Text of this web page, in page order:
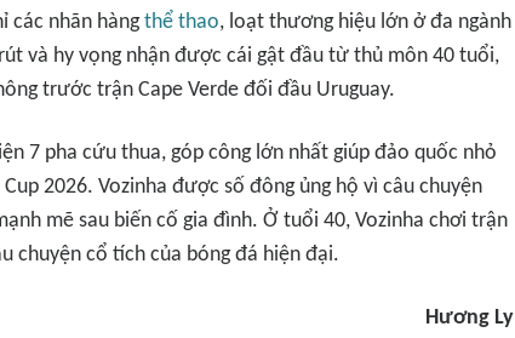
các nhãn hàngthể thao, loạt thương hiệu lớn ở đa ngành
và hy vọng nhận được cái gật đầu từ thủ môn 40 tuổi,
trước trận Cape Verde đối đầu Uruguay.
7 pha cứu thua, góp công lớn nhất giúp đảo quốc nhỏ
2026. Vozinha được số đông ủng hộ vì câu chuyện
mẽ sau biến cố gia đình. Ở tuổi 40, Vozinha chơi trận
chuyện cổ tích của bóng đá hiện đại.
Hương Ly